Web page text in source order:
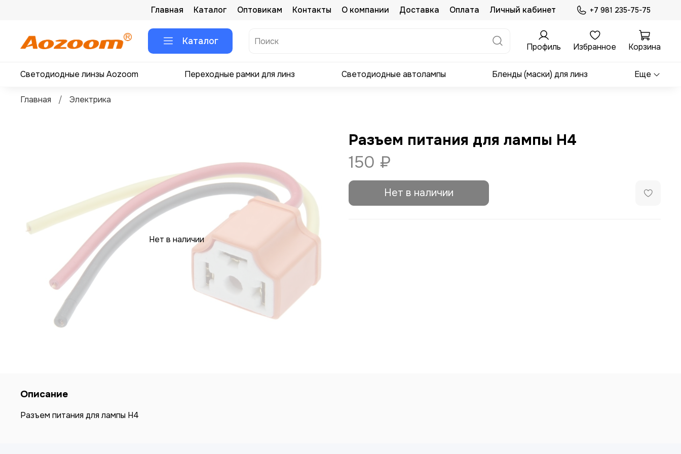
Главная Каталог Оптовикам Контакты О компании Доставка Оплата Личный кабинет +7 981 235-75-75
Каталог Профиль Избранное Корзина
Светодиодные линзы Aozoom Переходные рамки для линз Светодиодные автолампы Бленды (маски) для линз Еще
Главная Электрика
Нет в наличии
Разъем питания для лампы H4
150 ₽
Нет в наличии
Описание
Разъем питания для лампы H4